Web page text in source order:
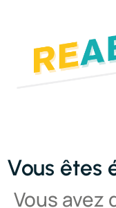
Vous êtes
Vous avez